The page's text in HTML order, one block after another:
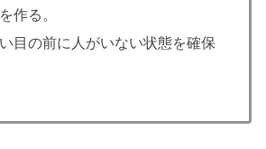
作る。
目の前に人がいない状態を確保